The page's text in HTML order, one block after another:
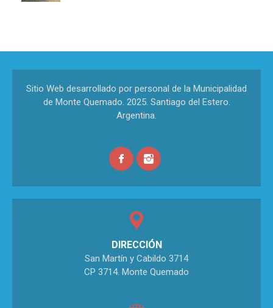
Sitio Web desarrollado por personal de la Municipalidad
de Monte Quemado. 2025. Santiago del Estero.
Argentina.
DIRECCIÓN
San Martín y Cabildo 3714
CP 3714. Monte Quemado